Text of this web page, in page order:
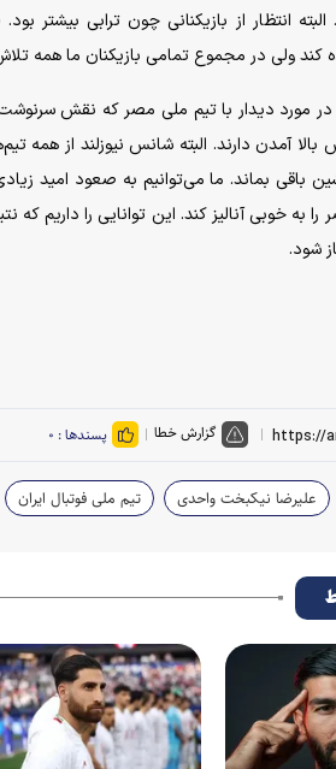
البته انتظار از بازیکنانی چون ترابی
کند ولی در مجموع تمامی بازیکنان ما همه
مورد دیدار با تیم ملی مصر که نقش سرنوشت
باقی بماند. ما می‌توانیم به صعود امید
را به خوبی آنالیز کند. این توانایی را داریم
شود.
گزارش خطا پسندها : ۰
علیرضا نیکبخت واحدی تیم ملی فوتبال ایران